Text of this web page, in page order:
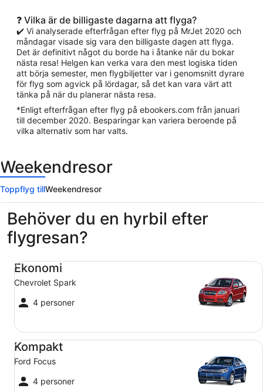
❓ Vilka är de billigaste dagarna att flyga?
✔️ Vi analyserade efterfrågan efter flyg på MrJet 2020 och
måndagar visade sig vara den billigaste dagen att flyga.
Det är definitivt något du borde ha i åtanke när du bokar
nästa resa! Helgen kan verka vara den mest logiska tiden
att börja semester, men flygbiljetter var i genomsnitt dyrare
för flyg som agvick på lördagar, så det kan vara värt att
tänka på när du planerar nästa resa.
*Enligt efterfrågan efter flyg på ebookers.com från januari
till december 2020. Besparingar kan variera beroende på
vilka alternativ som har valts.
Weekendresor
Toppflyg tillWeekendresor
Behöver du en hyrbil efter
flygresan?
Ekonomi
Chevrolet Spark
4 personer
Ekonomi Chevrolet Spark
Kompakt
Ford Focus
4 personer
Kompakt Ford Focus